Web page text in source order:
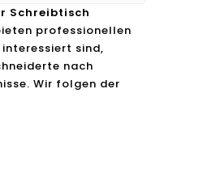
Schreibtisch
professionellen
sind,
nach
Wir folgen der